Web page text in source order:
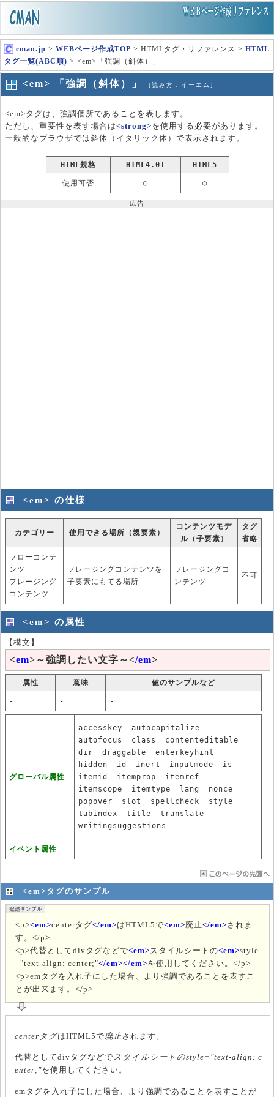
cman.jp > WEBページ作成TOP > HTMLタグ・リファレンス > HTML
タグ一覧(ABC順) > <em>「強調（斜体）」
<em> 「強調（斜体）」 [読み方：イーエム]
<em>タグは、強調個所であることを表します。
ただし、重要性を表す場合は<strong>を使用する必要があります。
一般的なブラウザでは斜体（イタリック体）で表示されます。
HTML規格 HTML4.01 HTML5
使用可否 ○ ○
広告
<em> の仕様
カテゴリー 使用できる場所（親要素）
コンテンツモデ
ル（子要素）
タグ
省略
フローコンテ
ンツ
フレージング
コンテンツ
フレージングコンテンツを
子要素にもてる場所
フレージングコ
ンテンツ
不可
<em> の属性
【構文】
<em>～強調したい文字～</em>
属性 意味 値のサンプルなど
- - -
グローバル属性
accesskey
autocapitalize
autofocus
class
contenteditable
dir
draggable
enterkeyhint
hidden
id inert inputmode
is
itemid
itemprop
itemref
itemscope
itemtype lang
nonce
popover
slot spellcheck
style
tabindex
title
translate
writingsuggestions
イベント属性
<em>タグのサンプル
<p><em>centerタグ</em>はHTML5で<em>廃止</em>されま
す。</p>
<p>代替としてdivタグなどで<em> スタイルシートの<em>style
="text-align: center;"</em></em>を使用してください。</p>
<p>emタグを入れ子にした場合、より強調であることを表すこ
とが出来ます。</p>
centerタグはHTML5で廃止されます。
代替としてdivタグなどでスタイルシートのstyle="text-align: c
enter;"を使用してください。
emタグを入れ子にした場合、より強調であることを表すことが